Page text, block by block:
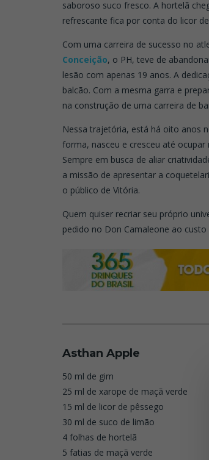
saboroso suco fresco. A hortelã
refrescante fica por conta do licor
Com uma carreira de sucesso no
Conceição, o PH, teve de
lesão com apenas 19 anos. A
balcão. Com a mesma garra e
na construção de uma carreira de
Nessa trajetória, está há oito anos
forma, nasceu e cresceu até
Sempre em busca de aliar
a missão de apresentar a
o público de Vitória.
Quem quiser recriar seu próprio
pedido no Don Camaleone ao
Asthan Apple
50 ml de gim
25 ml de xarope de maçã verde
15 ml de licor de pêssego
30 ml de suco de limão
4 folhas de hortelã
5 fatias de maçã verde